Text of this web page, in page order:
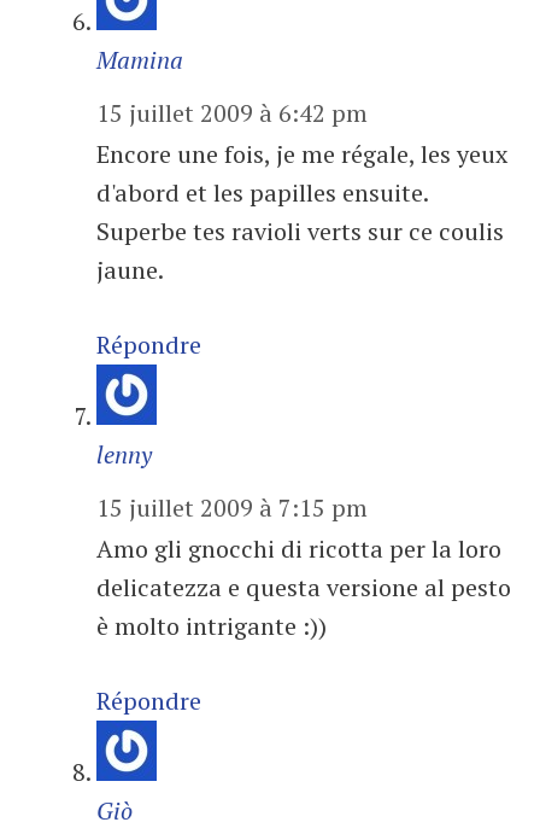
Mamina
15 juillet 2009 à 6:42 pm
Encore une fois, je me régale, les yeux
d'abord et les papilles ensuite.
Superbe tes ravioli verts sur ce coulis
jaune.
Répondre
lenny
15 juillet 2009 à 7:15 pm
Amo gli gnocchi di ricotta per la loro
delicatezza e questa versione al pesto
è molto intrigante :))
Répondre
Giò